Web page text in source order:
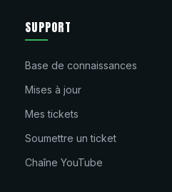
SUPPORT
Base de connaissances
Mises à jour
Mes tickets
Soumettre un ticket
Chaîne YouTube